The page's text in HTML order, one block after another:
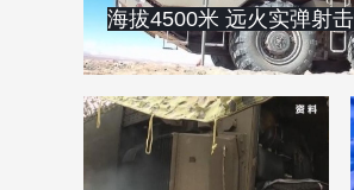
海拔4500米 远火实弹射